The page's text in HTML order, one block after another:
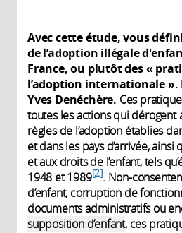
Avec cette étude, vous
de l’adoption illégale
France, ou plutôt des «
l’adoption internationale ».
Yves Denéchère. Ces
toutes les actions qui dérogent
règles de l’adoption établies
et dans les pays d’arrivée, ainsi
et aux droits de l’enfant, tels
1948 et 1989 2 . Non-
d’enfant, corruption de
documents administratifs ou
supposition d’enfant, ces